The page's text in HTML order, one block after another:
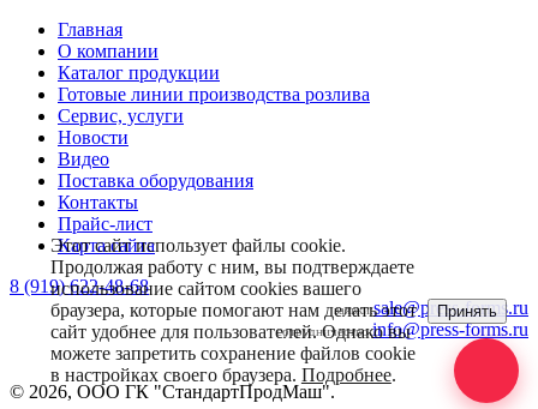
Главная
О компании
Каталог продукции
Готовые линии производства розлива
Сервис, услуги
Новости
Видео
Поставка оборудования
Контакты
Прайс-лист
Карта сайта
8 (919) 622-48-68
заявки:sale@press-forms.ru
сотрудничество:info@press-forms.ru
© 2026, ООО ГК "СтандартПродМаш".
Этот сайт использует файлы cookie.
Продолжая работу с ним, вы подтверждаете
использование сайтом cookies вашего
браузера, которые помогают нам делать этот
сайт удобнее для пользователей. Однако вы
можете запретить сохранение файлов cookie
в настройках своего браузера. Подробнее.
Принять